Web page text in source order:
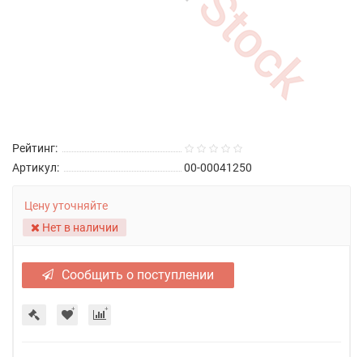
Рейтинг:
Артикул:
00-00041250
Цену уточняйте
Нет в наличии
Сообщить о поступлении